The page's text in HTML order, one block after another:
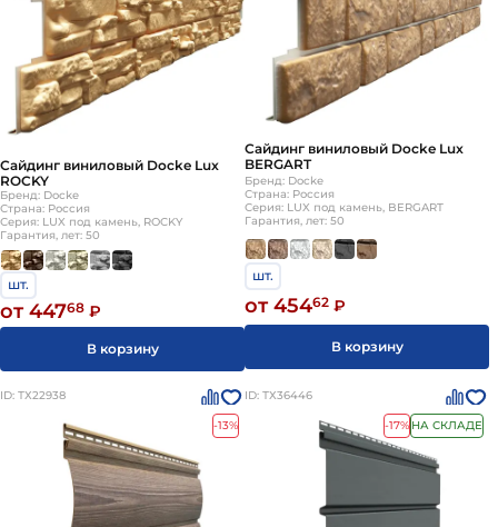
Сайдинг виниловый Docke Lux
ROCKY
Бренд: Docke
Страна: Россия
Серия: LUX под камень, ROCKY
Гарантия, лет: 50
шт.
от 44768 ₽
В корзину
Сайдинг виниловый Docke Lux
BERGART
Бренд: Docke
Страна: Россия
Серия: LUX под камень, BERGART
Гарантия, лет: 50
шт.
от 45462 ₽
В корзину
ID: ТХ22938
-13%
ID: ТХ36446
-17% НА СКЛАДЕ